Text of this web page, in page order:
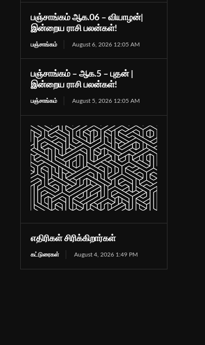
பஞ்சாங்கம் ஆக.06 – வியாழன்|
இன்றைய ராசி பலன்கள்!
பஞ்சாங்கம் August 6, 2026 12:05 AM
பஞ்சாங்கம் – ஆக.5 – புதன் |
இன்றைய ராசி பலன்கள்!
பஞ்சாங்கம் August 5, 2026 12:05 AM
எதிரிகள் சிரிக்கிறார்கள்
கட்டுரைகள் August 4, 2026 1:49 PM